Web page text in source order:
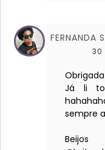
FERNANDA
30
Já li
sempre
Beijos